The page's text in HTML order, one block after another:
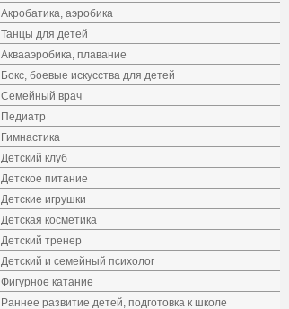
Акробатика, аэробика
Танцы для детей
Аквааэробика, плавание
Бокс, боевые искусства для детей
Семейный врач
Педиатр
Гимнастика
Детский клуб
Детское питание
Детские игрушки
Детская косметика
Детский тренер
Детский и семейный психолог
Фигурное катание
Раннее развитие детей, подготовка к школе